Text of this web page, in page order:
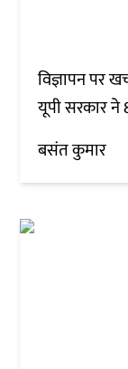
विज्ञापन पर
यूपी सरकार ने
बसंत कुमार